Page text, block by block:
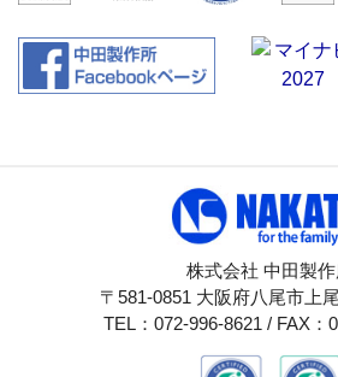
株式会社 中田製
〒581-0851 大阪府八尾市上
TEL：072-996-8621 / FAX：